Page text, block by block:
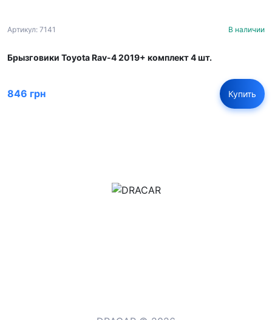
Артикул: 7141 В наличии
Брызговики Toyota Rav-4 2019+ комплект 4 шт.
846 грн Купить